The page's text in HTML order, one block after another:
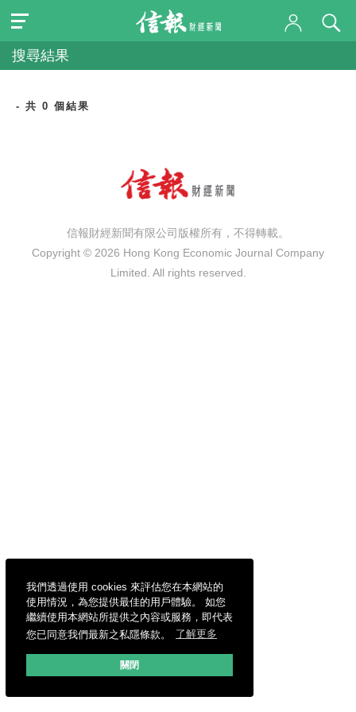
我們透過使用 cookies 來評估您在本網站的
使用情況，為您提供最佳的用戶體驗。 如您
繼續使用本網站所提供之內容或服務，即代表
您已同意我們最新之私隱條款。
了解更多
關閉
搜尋結果
- 共 0 個結果
信報財經新聞有限公司版權所有，不得轉載。
Copyright © 2026 Hong Kong Economic Journal Company
Limited. All rights reserved.